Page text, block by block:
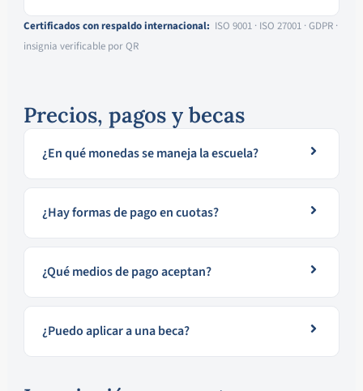
Certificados con respaldo internacional: ISO 9001 · ISO 27001 · GDPR ·
insignia verificable por QR
Precios, pagos y becas
¿En qué monedas se maneja la escuela?
¿Hay formas de pago en cuotas?
¿Qué medios de pago aceptan?
¿Puedo aplicar a una beca?